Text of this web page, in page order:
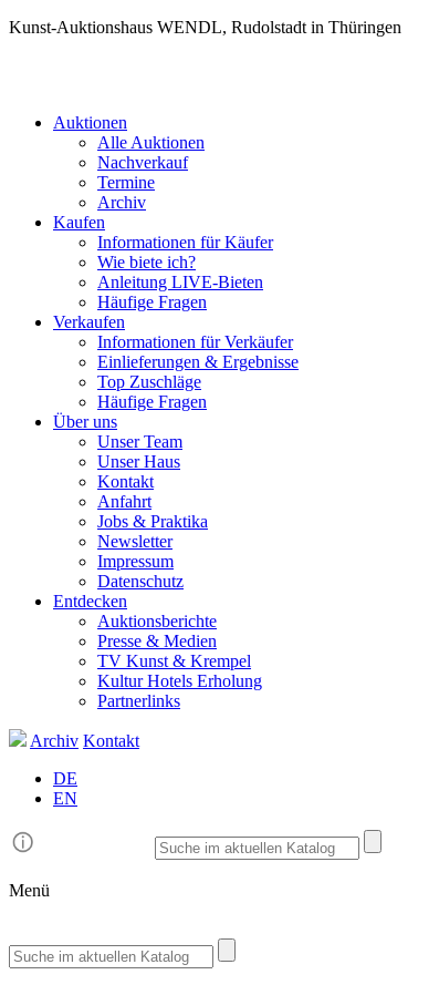
Kunst-Auktionshaus WENDL, Rudolstadt in Thüringen
Auktionen
Alle Auktionen
Nachverkauf
Termine
Archiv
Kaufen
Informationen für Käufer
Wie biete ich?
Anleitung LIVE-Bieten
Häufige Fragen
Verkaufen
Informationen für Verkäufer
Einlieferungen & Ergebnisse
Top Zuschläge
Häufige Fragen
Über uns
Unser Team
Unser Haus
Kontakt
Anfahrt
Jobs & Praktika
Newsletter
Impressum
Datenschutz
Entdecken
Auktionsberichte
Presse & Medien
TV Kunst & Krempel
Kultur Hotels Erholung
Partnerlinks
Archiv Kontakt
DE
EN
Menü